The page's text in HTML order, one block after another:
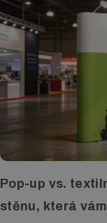
Pop-up vs.
stěnu, která